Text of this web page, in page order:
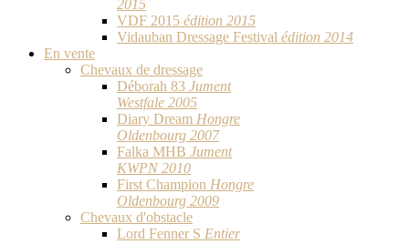
2015
VDF 2015 édition 2015
Vidauban Dressage Festival édition 2014
En vente
Chevaux de dressage
Déborah 83 Jument
Westfale 2005
Diary Dream Hongre
Oldenbourg 2007
Falka MHB Jument
KWPN 2010
First Champion Hongre
Oldenbourg 2009
Chevaux d'obstacle
Lord Fenner S Entier